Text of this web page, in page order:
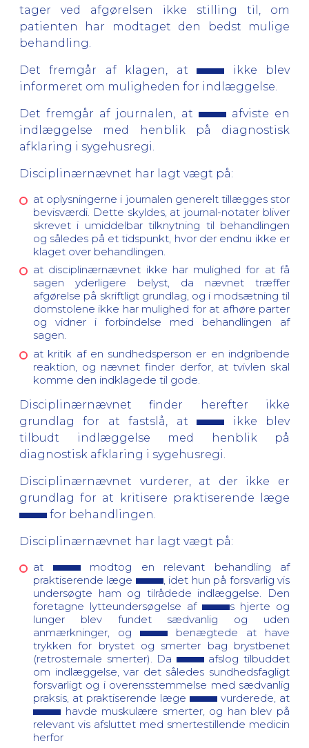
tager ved afgørelsen ikke stilling til, om
patienten har modtaget den bedst mulige
behandling.
Det fremgår af klagen, at
ikke blev
informeret om muligheden for indlæggelse.
Det fremgår af journalen, at
afviste en
indlæggelse med henblik på diagnostisk
afklaring i sygehusregi.
Disciplinærnævnet har lagt vægt på:
at oplysningerne i journalen generelt tillægges stor
bevisværdi. Dette skyldes, at journal-notater bliver
skrevet i umiddelbar tilknytning til behandlingen
og således på et tidspunkt, hvor der endnu ikke er
klaget over behandlingen.
at disciplinærnævnet ikke har mulighed for at få
sagen yderligere belyst, da nævnet træffer
afgørelse på skriftligt grundlag, og i modsætning til
domstolene ikke har mulighed for at afhøre parter
og vidner i forbindelse med behandlingen af
sagen.
at kritik af en sundhedsperson er en indgribende
reaktion, og nævnet finder derfor, at tvivlen skal
komme den indklagede til gode.
Disciplinærnævnet finder herefter ikke
grundlag for at fastslå, at
ikke blev
tilbudt indlæggelse med henblik på
diagnostisk afklaring i sygehusregi.
Disciplinærnævnet vurderer, at der ikke er
grundlag for at kritisere praktiserende læge
for behandlingen.
Disciplinærnævnet har lagt vægt på:
at
modtog en relevant behandling af
praktiserende læge
, idet hun på forsvarlig vis
undersøgte ham og tilrådede indlæggelse. Den
foretagne lytteundersøgelse af
s hjerte og
lunger blev fundet sædvanlig og uden
anmærkninger, og
benægtede at have
trykken for brystet og smerter bag brystbenet
(retrosternale smerter). Da
afslog tilbuddet
om indlæggelse, var det således sundhedsfagligt
forsvarligt og i overensstemmelse med sædvanlig
praksis, at praktiserende læge
vurderede, at
havde muskulære smerter, og han blev på
relevant vis afsluttet med smertestillende medicin
herfor